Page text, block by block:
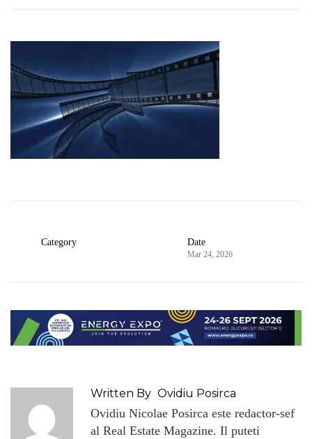
Category Date
Mar 24, 2026
Written By Ovidiu Posirca
Ovidiu Nicolae Posirca este redactor-sef
al Real Estate Magazine. Il puteti